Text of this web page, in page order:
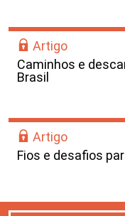
Artigo
Caminhos e
Brasil
Artigo
Fios e desafios